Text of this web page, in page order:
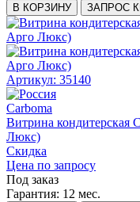
В КОРЗИНУ ЗАПРОС
Артикул: 35140
Carboma
Витрина кондитерская
Люкс)
Скидка
Цена по запросу
Под заказ
Гарантия: 12 мес.